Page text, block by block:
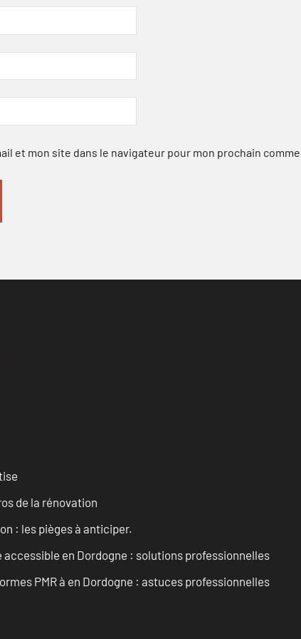
et mon site dans le navigateur pour mon prochain
de la rénovation
: les pièges à anticiper.
en Dordogne : solutions professionnelles
PMR à en Dordogne : astuces professionnelles